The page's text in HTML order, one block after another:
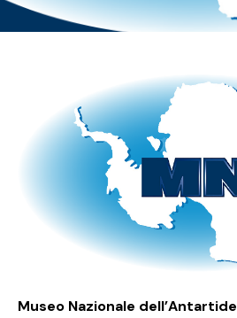
Museo Nazionale dell’Antartide